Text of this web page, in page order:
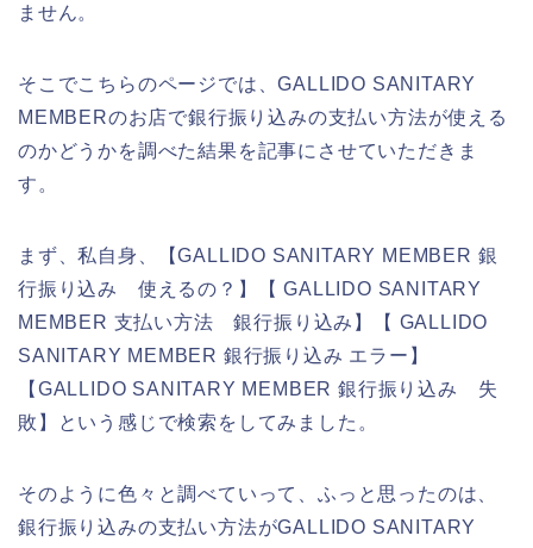
ません。
そこでこちらのページでは、GALLIDO SANITARY
MEMBERのお店で銀行振り込みの支払い方法が使える
のかどうかを調べた結果を記事にさせていただきま
す。
まず、私自身、【GALLIDO SANITARY MEMBER 銀
行振り込み 使えるの？】【 GALLIDO SANITARY
MEMBER 支払い方法 銀行振り込み】【 GALLIDO
SANITARY MEMBER 銀行振り込み エラー】
【GALLIDO SANITARY MEMBER 銀行振り込み 失
敗】という感じで検索をしてみました。
そのように色々と調べていって、ふっと思ったのは、
銀行振り込みの支払い方法がGALLIDO SANITARY